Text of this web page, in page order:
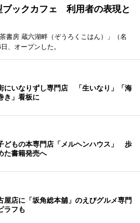
ブックカフェ 利用者の表現と
書房 蔵六湖畔（ぞうろくこはん）」（名
、オープンした。
にいなりずし専門店 「生いなり」「海
き」看板に
どもの本専門店「メルヘンハウス」 歩
た書籍発売へ
屋店に「坂角総本舖」のえびグルメ専門
ラフも